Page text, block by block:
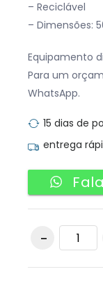
– Reciclável
– Dimensões:
Equipamento
Para um
WhatsApp.
15 dias de
entrega
Pack 16 Cadeiras
Aveiro Laranja